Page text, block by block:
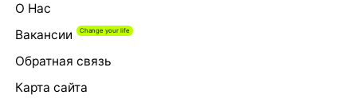
О Нас
Вакансии
Обратная связь
Карта сайта